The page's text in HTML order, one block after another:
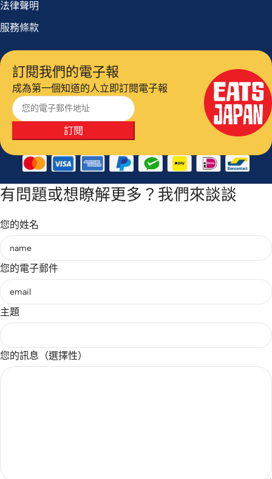
法律聲明
服務條款
訂閱我們的電子報
成為第一個知道的人立即訂閱電子報
訂閱
有問題或想瞭解更多？我們來談談
您的姓名
您的電子郵件
主題
您的訊息（選擇性）